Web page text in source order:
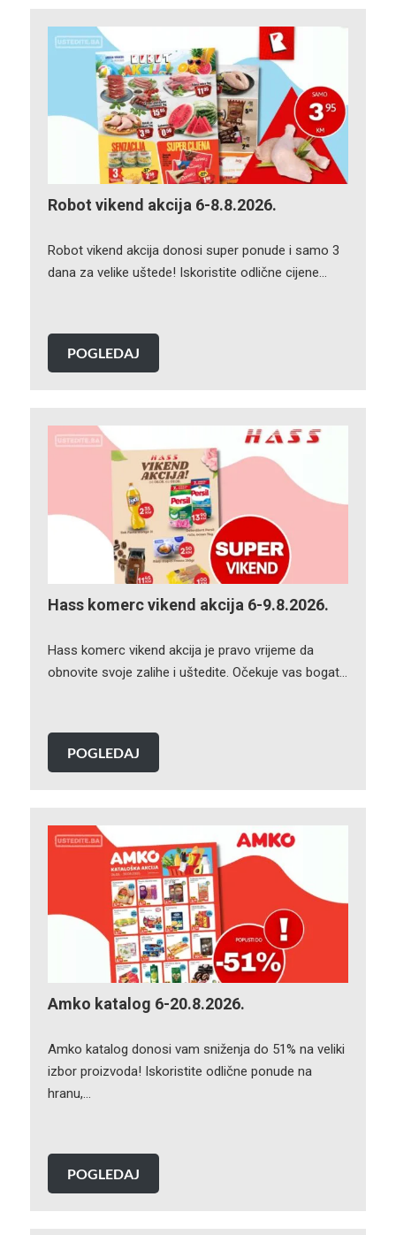
Robot vikend akcija 6-8.8.2026.
Robot vikend akcija donosi super ponude i samo 3
dana za velike uštede! Iskoristite odlične cijene…
POGLEDAJ
Hass komerc vikend akcija 6-9.8.2026.
Hass komerc vikend akcija je pravo vrijeme da
obnovite svoje zalihe i uštedite. Očekuje vas bogat…
POGLEDAJ
Amko katalog 6-20.8.2026.
Amko katalog donosi vam sniženja do 51% na veliki
izbor proizvoda! Iskoristite odlične ponude na
hranu,…
POGLEDAJ